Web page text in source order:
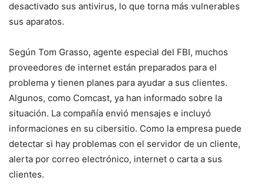
desactivado sus antivirus, lo que torna más vulnerables
sus aparatos.
Según Tom Grasso, agente especial del FBI, muchos
proveedores de internet están preparados para el
problema y tienen planes para ayudar a sus clientes.
Algunos, como Comcast, ya han informado sobre la
situación. La compañía envió mensajes e incluyó
informaciones en su cibersitio. Como la empresa puede
detectar si hay problemas con el servidor de un cliente,
alerta por correo electrónico, internet o carta a sus
clientes.